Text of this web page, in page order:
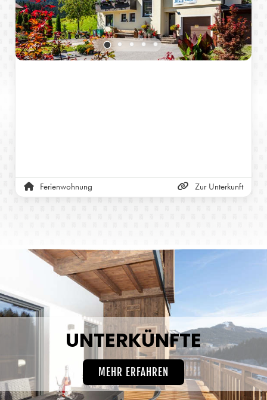
Ferienwohnung Zur Unterkunft
UNTERKÜNFTE
MEHR ERFAHREN